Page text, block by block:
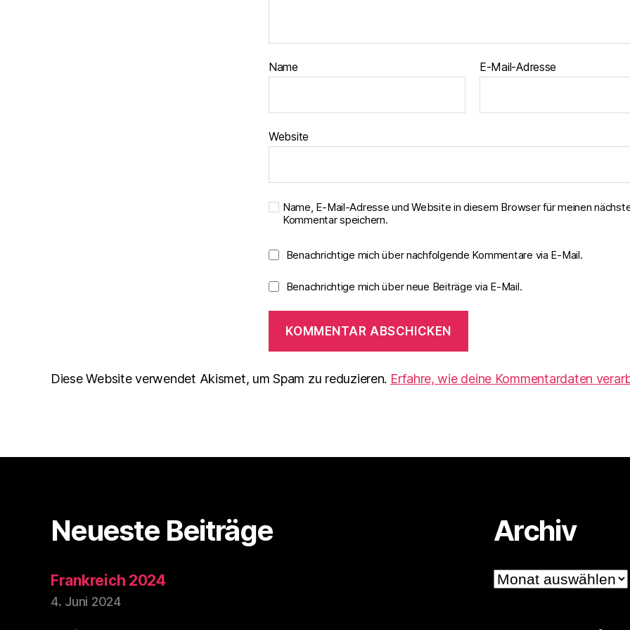
Name E-Mail-Adresse
Website
Name, E-Mail-Adresse und Website in diesem Browser für meinen
Kommentar speichern.
Benachrichtige mich über nachfolgende Kommentare via E-Mail.
Benachrichtige mich über neue Beiträge via E-Mail.
Diese Website verwendet Akismet, um Spam zu reduzieren. Erfahre, wie deine Kommentardaten
Neueste Beiträge
Frankreich 2024
4. Juni 2024
Archiv
Archiv